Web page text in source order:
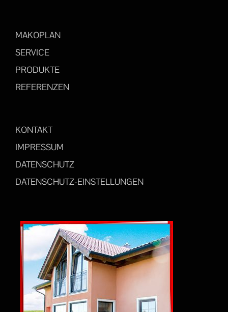
MAKOPLAN
SERVICE
PRODUKTE
REFERENZEN
KONTAKT
IMPRESSUM
DATENSCHUTZ
DATENSCHUTZ-EINSTELLUNGEN